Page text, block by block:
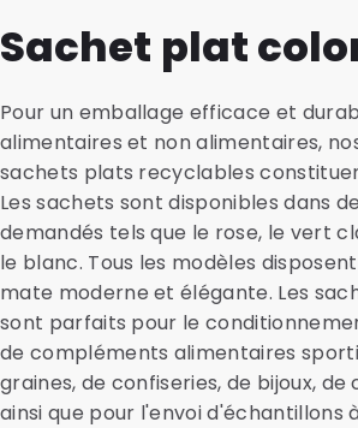
Sachet plat
Pour un emballage efficace et
alimentaires et non alimentaires,
sachets plats recyclables
Les sachets sont disponibles dans
demandés tels que le rose, le vert
le blanc. Tous les modèles
mate moderne et élégante. Les
sont parfaits pour le
de compléments alimentaires
graines, de confiseries, de bijoux,
ainsi que pour l'envoi d'échantillons